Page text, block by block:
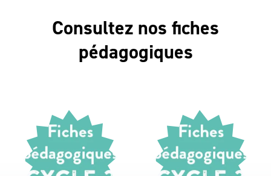
Consultez nos fiches
pédagogiques